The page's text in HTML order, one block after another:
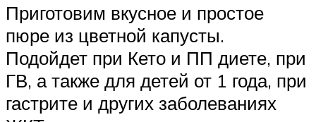
Приготовим вкусное и простое
пюре из цветной капусты.
Подойдет при Кето и ПП диете, при
ГВ, а также для детей от 1 года, при
гастрите и других заболеваниях